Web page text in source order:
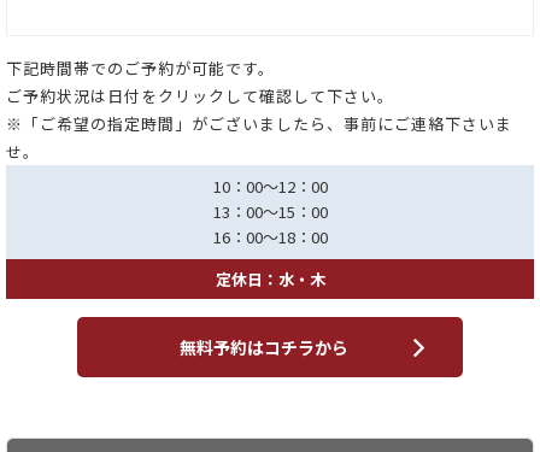
下記時間帯でのご予約が可能です。
ご予約状況は日付をクリックして確認して下さい。
※「ご希望の指定時間」がございましたら、事前にご連絡下さいま
せ。
10：00～12：00
13：00～15：00
16：00～18：00
定休日：水・木
無料予約はコチラから